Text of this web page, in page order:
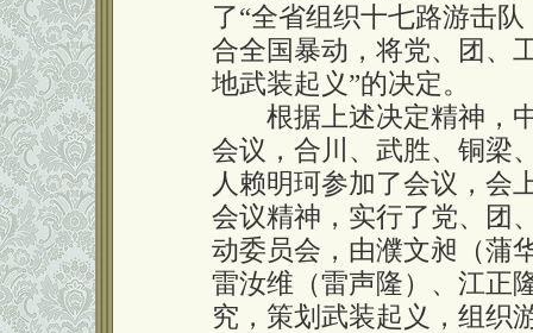
了“全省组织十七路游击
合全国暴动，将党、团、
地武装起义”的决定。
根据上述决定精神，中
会议，合川、武胜、铜梁
人赖明珂参加了会议，会
会议精神，实行了党、团
动委员会，由濮文昶（蒲
雷汝维（雷声隆）、江正
究，策划武装起义，组织